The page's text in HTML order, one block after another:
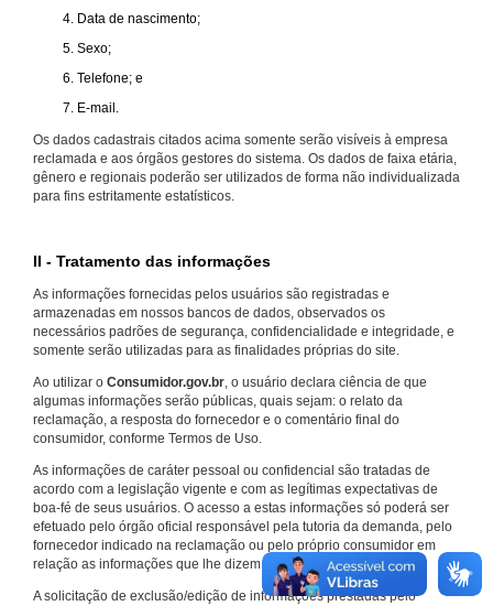
Data de nascimento;
Sexo;
Telefone; e
E-mail.
Os dados cadastrais citados acima somente serão visíveis à empresa
reclamada e aos órgãos gestores do sistema. Os dados de faixa etária,
gênero e regionais poderão ser utilizados de forma não individualizada
para fins estritamente estatísticos.
II - Tratamento das informações
As informações fornecidas pelos usuários são registradas e
armazenadas em nossos bancos de dados, observados os
necessários padrões de segurança, confidencialidade e integridade, e
somente serão utilizadas para as finalidades próprias do site.
Ao utilizar o Consumidor.gov.br, o usuário declara ciência de que
algumas informações serão públicas, quais sejam: o relato da
reclamação, a resposta do fornecedor e o comentário final do
consumidor, conforme Termos de Uso.
As informações de caráter pessoal ou confidencial são tratadas de
acordo com a legislação vigente e com as legítimas expectativas de
boa-fé de seus usuários. O acesso a estas informações só poderá ser
efetuado pelo órgão oficial responsável pela tutoria da demanda, pelo
fornecedor indicado na reclamação ou pelo próprio consumidor em
relação as informações que lhe dizem respeito.
A solicitação de exclusão/edição de informações prestadas pelo